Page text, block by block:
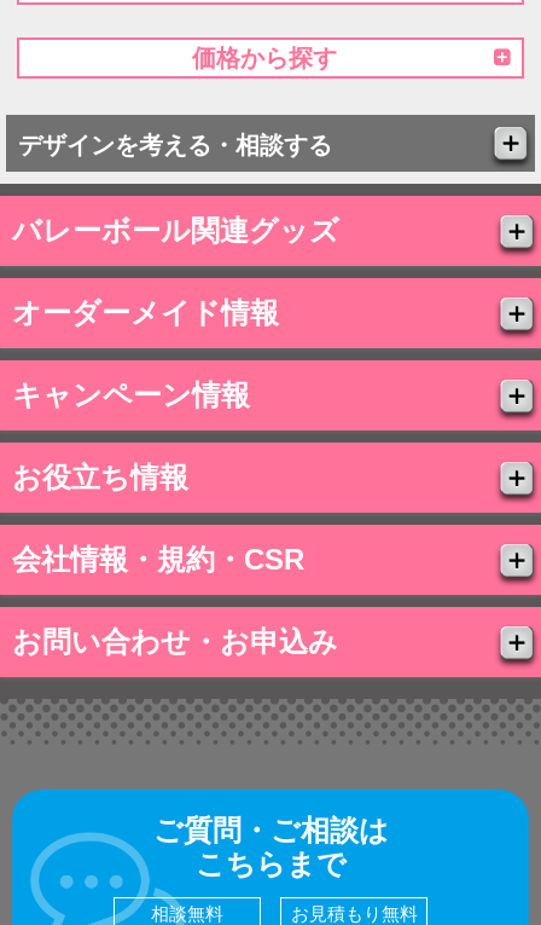
価格から探す
デザインを考える・相談する
バレーボール関連グッズ
オーダーメイド情報
キャンペーン情報
お役立ち情報
会社情報・規約・CSR
お問い合わせ・お申込み
ご質問・ご相談は
こちらまで
相談無料 お見積もり無料